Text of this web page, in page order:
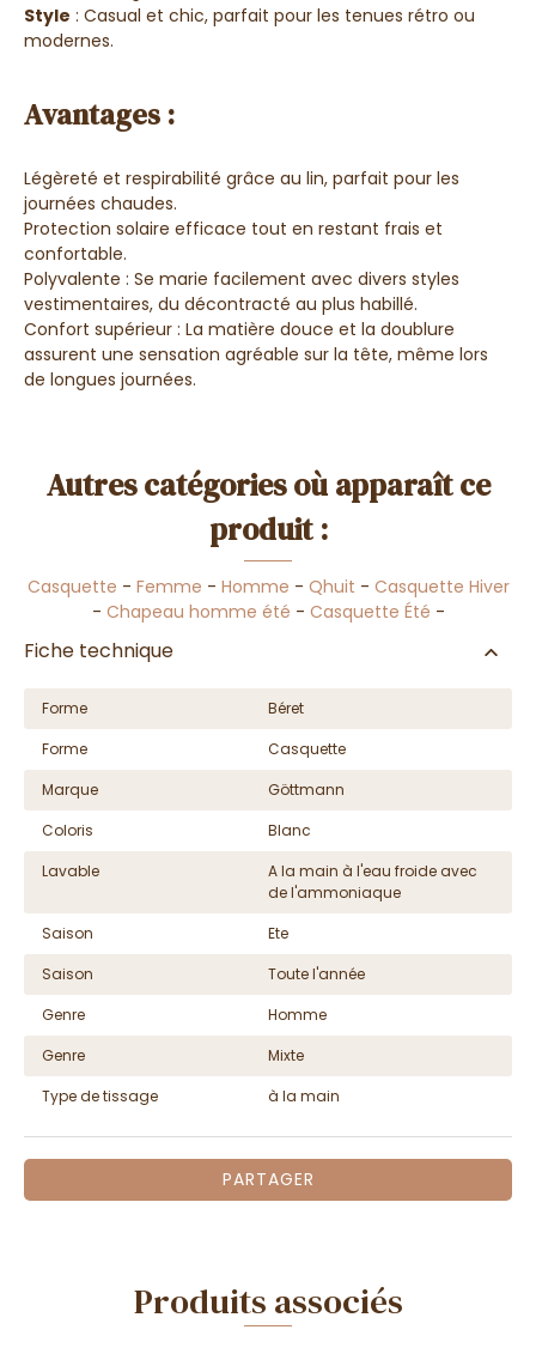
Style : Casual et chic, parfait pour les tenues rétro ou
modernes.
Avantages :
Légèreté et respirabilité grâce au lin, parfait pour les
journées chaudes.
Protection solaire efficace tout en restant frais et
confortable.
Polyvalente : Se marie facilement avec divers styles
vestimentaires, du décontracté au plus habillé.
Confort supérieur : La matière douce et la doublure
assurent une sensation agréable sur la tête, même lors
de longues journées.
Autres catégories où apparaît ce
produit :
Casquette - Femme - Homme - Qhuit - Casquette Hiver
- Chapeau homme été - Casquette Été -
Fiche technique
Forme
Béret
Forme
Casquette
Marque
Göttmann
Coloris
Blanc
Lavable
A la main à l'eau froide avec
de l'ammoniaque
Saison
Ete
Saison
Toute l'année
Genre
Homme
Genre
Mixte
Type de tissage
à la main
PARTAGER
Produits associés